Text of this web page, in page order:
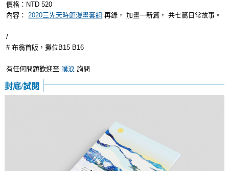
價格：NTD 520
內容：2020三先天時節漫畫套組 再錄， 加畫一新篇， 共七篇日常故事。
/
# 布翁首販，攤位B15 B16
有任何問題歡迎至 噗浪 詢問
封底/試閱